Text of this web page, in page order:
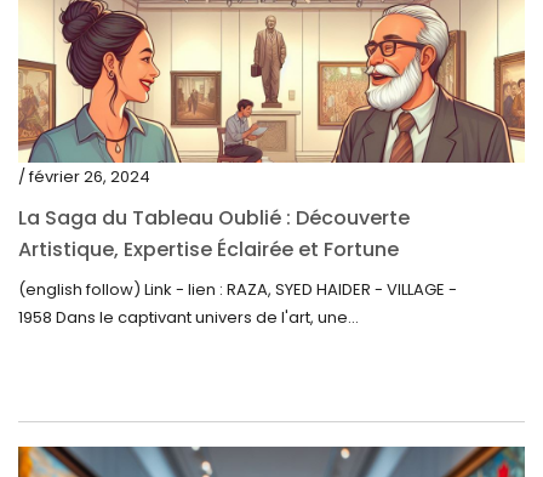
juin 2021
mai 2021
avril 2021
mars 2021
janvier 2021
décembre 2020
novembre 2020
septembre 2020
juillet 2020
/ février 26, 2024
La Saga du Tableau Oublié : Découverte
Artistique, Expertise Éclairée et Fortune
Inattendue
(english follow) Link - lien : RAZA, SYED HAIDER - VILLAGE -
1958 Dans le captivant univers de l'art, une...